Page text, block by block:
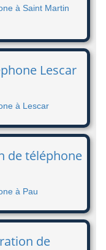
à Saint Martin
Lescar
à Lescar
de téléphone
à Pau
de